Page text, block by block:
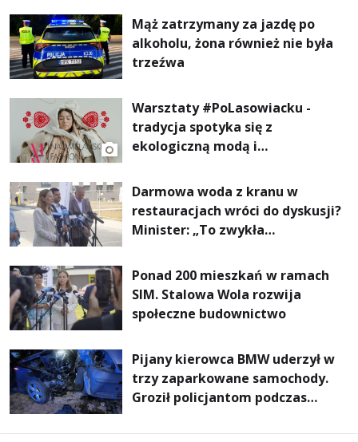
Mąż zatrzymany za jazdę po
alkoholu, żona również nie była
trzeźwa
Warsztaty #PoLasowiacku -
tradycja spotyka się z
ekologiczną modą i
Darmowa woda z kranu w
restauracjach wróci do dyskusji?
Minister: „To zwykła
Ponad 200 mieszkań w ramach
SIM. Stalowa Wola rozwija
społeczne budownictwo
Pijany kierowca BMW uderzył w
trzy zaparkowane samochody.
Groził policjantom podczas